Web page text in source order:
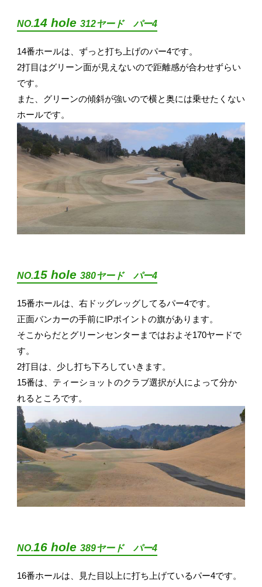
NO.14 hole 312ヤード パー4
14番ホールは、ずっと打ち上げのパー4です。
2打目はグリーン面が見えないので距離感が合わせずらい
です。
また、グリーンの傾斜が強いので横と奥には乗せたくない
ホールです。
NO.15 hole 380ヤード パー4
15番ホールは、右ドッグレッグしてるパー4です。
正面バンカーの手前にIPポイントの旗があります。
そこからだとグリーンセンターまではおよそ170ヤードで
す。
2打目は、少し打ち下ろしていきます。
15番は、ティーショットのクラブ選択が人によって分か
れるところです。
NO.16 hole 389ヤード パー4
16番ホールは、見た目以上に打ち上げているパー4です。